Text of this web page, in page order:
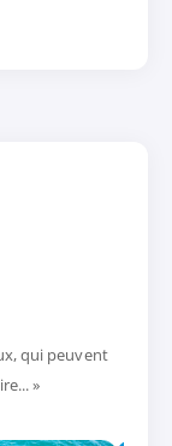
qui peuvent
»